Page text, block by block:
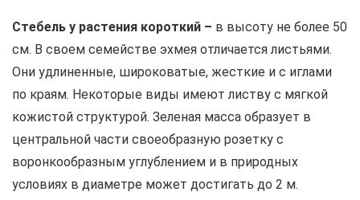
Стебель у растения короткий – в высоту не более 50
см. В своем семействе эхмея отличается листьями.
Они удлиненные, широковатые, жесткие и с иглами
по краям. Некоторые виды имеют листву с мягкой
кожистой структурой. Зеленая масса образует в
центральной части своеобразную розетку с
воронкообразным углублением и в природных
условиях в диаметре может достигать до 2 м.